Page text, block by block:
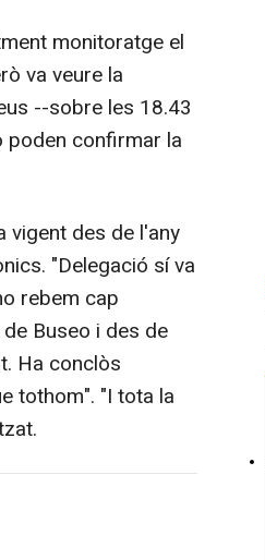
monitoratge el
va veure la
--sobre les 18.43
poden confirmar la
vigent des de l'any
"Delegació sí va
rebem cap
Buseo i des de
Ha conclòs
tothom". "I tota la